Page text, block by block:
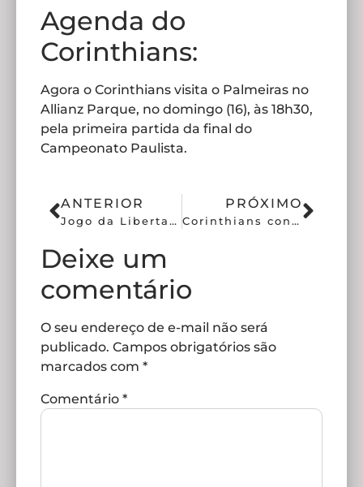
Agenda do
Corinthians:
Agora o Corinthians visita o Palmeiras no
Allianz Parque, no domingo (16), às 18h30,
pela primeira partida da final do
Campeonato Paulista.
ANTERIOR
Jogo da Libertadores de hoje tem valor milionário em disputa
PRÓXIMO
Corinthians conhece detalhes da final da Supercopa Feminina
Deixe um
comentário
O seu endereço de e-mail não será
publicado. Campos obrigatórios são
marcados com *
Comentário *